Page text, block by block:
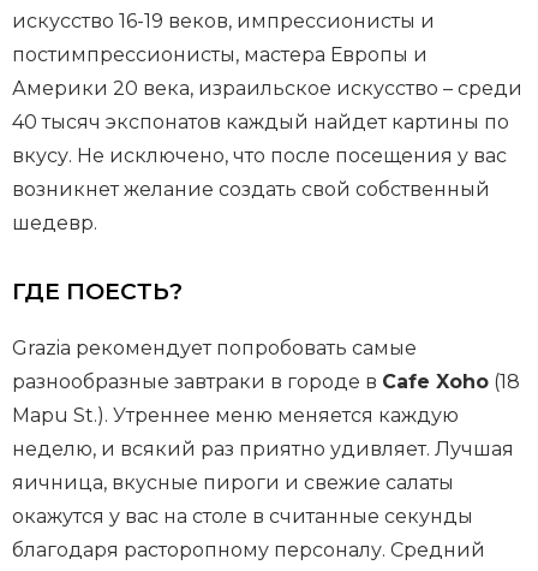
искусство 16-19 веков, импрессионисты и
постимпрессионисты, мастера Европы и
Америки 20 века, израильское искусство – среди
40 тысяч экспонатов каждый найдет картины по
вкусу. Не исключено, что после посещения у вас
возникнет желание создать свой собственный
шедевр.
ГДЕ ПОЕСТЬ?
Grazia рекомендует попробовать самые
разнообразные завтраки в городе в Cafe Xoho (18
Mapu St.). Утреннее меню меняется каждую
неделю, и всякий раз приятно удивляет. Лучшая
яичница, вкусные пироги и свежие салаты
окажутся у вас на столе в считанные секунды
благодаря расторопному персоналу. Средний